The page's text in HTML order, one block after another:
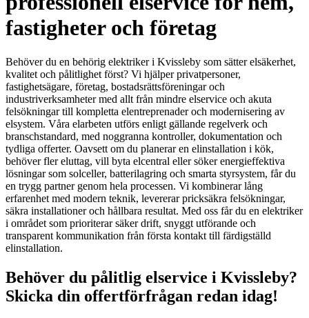
fastigheter och företag
Behöver du en behörig elektriker i Kvissleby som sätter elsäkerhet,
kvalitet och pålitlighet först? Vi hjälper privatpersoner,
fastighetsägare, företag, bostadsrättsföreningar och
industriverksamheter med allt från mindre elservice och akuta
felsökningar till kompletta elentreprenader och modernisering av
elsystem. Våra elarbeten utförs enligt gällande regelverk och
branschstandard, med noggranna kontroller, dokumentation och
tydliga offerter. Oavsett om du planerar en elinstallation i kök,
behöver fler eluttag, vill byta elcentral eller söker energieffektiva
lösningar som solceller, batterilagring och smarta styrsystem, får du
en trygg partner genom hela processen. Vi kombinerar lång
erfarenhet med modern teknik, levererar pricksäkra felsökningar,
säkra installationer och hållbara resultat. Med oss får du en elektriker
i området som prioriterar säker drift, snyggt utförande och
transparent kommunikation från första kontakt till färdigställd
elinstallation.
Behöver du pålitlig elservice i Kvissleby?
Skicka din offertförfrågan redan idag!